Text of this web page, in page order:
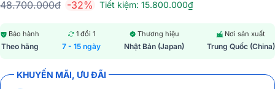
48.700.000đ -32% Tiết kiệm: 15.800.000₫
Bảo hành
Theo hãng
1 đổi 1
7 - 15 ngày
Thương hiệu
Nhật Bản (Japan)
Nơi sản xuất
Trung Quốc (China)
KHUYẾN MÃI, ƯU ĐÃI